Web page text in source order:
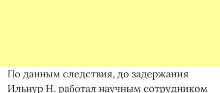
По данным следствия, до задержания
Ильнур Н. работал научным сотрудником